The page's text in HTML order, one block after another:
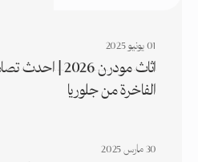
01 يونيو 2025
اثاث مودرن 2026
الفاخرة من جلوريا
30 مارس 2025